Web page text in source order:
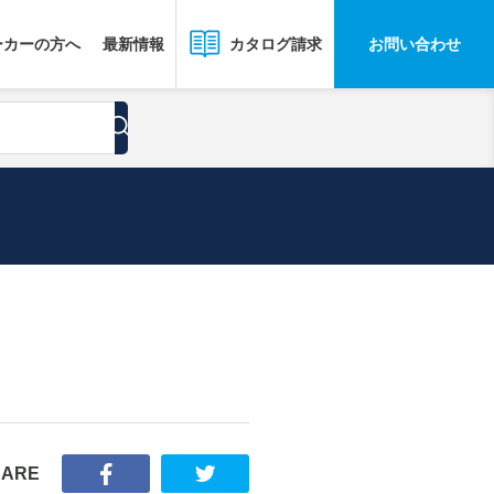
ーの方へ 最新情報 カタログ請求 お問い合わせ